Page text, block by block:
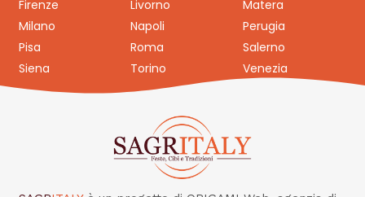
Firenze
Livorno
Matera
Milano
Napoli
Perugia
Pisa
Roma
Salerno
Siena
Torino Venezia